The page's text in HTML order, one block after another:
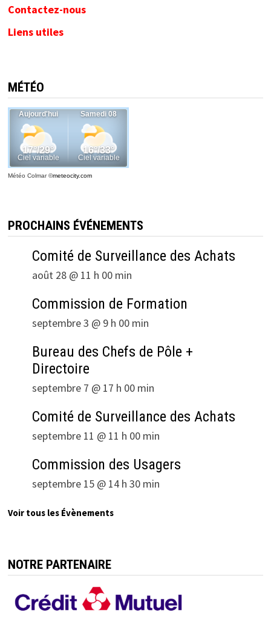
Contactez-nous
Liens utiles
MÉTÉO
Météo Colmar©meteocity.com
PROCHAINS ÉVÉNEMENTS
Comité de Surveillance des Achats
août 28 @ 11 h 00 min
Commission de Formation
septembre 3 @ 9 h 00 min
Bureau des Chefs de Pôle +
Directoire
septembre 7 @ 17 h 00 min
Comité de Surveillance des Achats
septembre 11 @ 11 h 00 min
Commission des Usagers
septembre 15 @ 14 h 30 min
Voir tous les Évènements
NOTRE PARTENAIRE